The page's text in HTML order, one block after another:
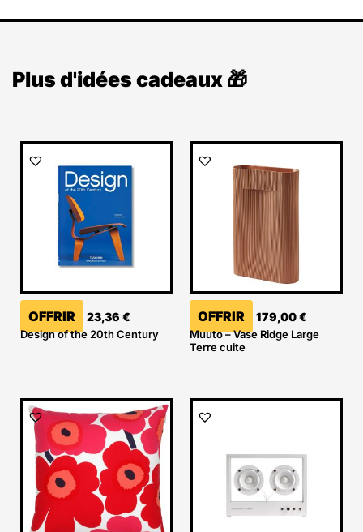
Plus d'idées cadeaux 🎁
OFFRIR 23,36 €
Design of the 20th Century
OFFRIR 179,00€
Muuto – Vase Ridge Large
Terre cuite